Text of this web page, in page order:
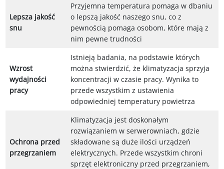
Lepsza jakość
snu
Przyjemna temperatura pomaga w dbaniu
o lepszą jakość naszego snu, co z
pewnością pomaga osobom, które mają z
nim pewne trudności
Wzrost
wydajności
pracy
Istnieją badania, na podstawie których
można stwierdzić, że klimatyzacja sprzyja
koncentracji w czasie pracy. Wynika to
przede wszystkim z ustawienia
odpowiedniej temperatury powietrza
Ochrona przed
przegrzaniem
Klimatyzacja jest doskonałym
rozwiązaniem w serwerowniach, gdzie
składowane są duże ilości urządzeń
elektrycznych. Przede wszystkim chroni
sprzęt elektroniczny przed przegrzaniem,